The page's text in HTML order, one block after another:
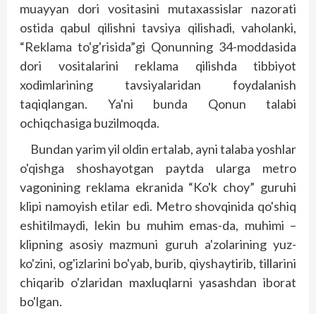
muayyan dori vositasini mutaxassislar nazorati
ostida qabul qilishni tavsiya qilishadi, vaholanki,
“Reklama to'g'risida”gi Qonunning 34-moddasida
dori vositalarini reklama qilishda tibbiyot
xodimlarining tavsiyalaridan foydalanish
taqiqlangan. Ya'ni bunda Qonun talabi
ochiqchasiga buzilmoqda.
Bundan yarim yil oldin ertalab, ayni talaba yoshlar
o'qishga shoshayotgan paytda ularga metro
vagonining reklama ekranida “Ko'k choy” guruhi
klipi namoyish etilar edi. Met­ro shovqinida qo'shiq
eshitilmaydi, lekin bu muhim emas-da, muhimi –
klipning asosiy mazmuni guruh a'zolarining yuz-
ko'zini, og'izlarini bo'yab, burib, qiyshaytirib, tillarini
chiqarib o'zlaridan maxluqlarni yasashdan iborat
bo'lgan.